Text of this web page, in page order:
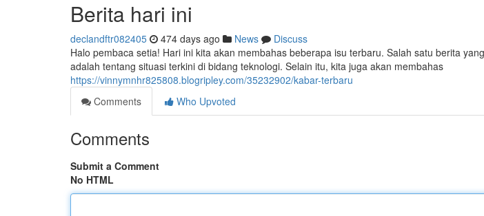
Berita hari ini
declandftr082405 474 days ago News
Discuss
Halo pembaca setia! Hari ini kita akan membahas beberapa isu terbaru. Salah satu berita
adalah tentang situasi terkini di bidang teknologi. Selain itu, kita juga akan membahas
https://vinnymnhr825808.blogripley.com/35232902/kabar-terbaru
Comments
Who Upvoted
Comments
Submit a Comment
No HTML